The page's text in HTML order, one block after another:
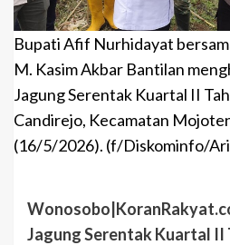
Bupati Afif Nurhidayat
M. Kasim Akbar Bantilan
Jagung Serentak Kuartal II
Candirejo, Kecamatan
(16/5/2026). (f/Diskominfo/
Jagung Serentak Kuartal II